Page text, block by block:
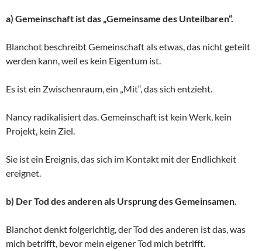
a) Gemeinschaft ist das „Gemeinsame des Unteilbaren“.
Blanchot beschreibt Gemeinschaft als etwas, das nicht geteilt
werden kann, weil es kein Eigentum ist.
Es ist ein Zwischenraum, ein „Mit“, das sich entzieht.
Nancy radikalisiert das. Gemeinschaft ist kein Werk, kein
Projekt, kein Ziel.
Sie ist ein Ereignis, das sich im Kontakt mit der Endlichkeit
ereignet.
b) Der Tod des anderen als Ursprung des Gemeinsamen.
Blanchot denkt folgerichtig, der Tod des anderen ist das, was
mich betrifft, bevor mein eigener Tod mich betrifft.